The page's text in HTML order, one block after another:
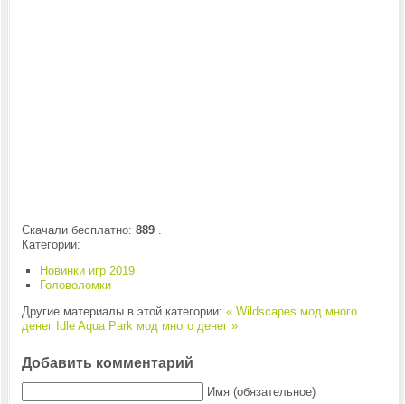
Скачали бесплатно: 889.
Категории:
Новинки игр 2019
Головоломки
Другие материалы в этой категории: « Wildscapes мод много
денег Idle Aqua Park мод много денег »
Добавить комментарий
Имя (обязательное)